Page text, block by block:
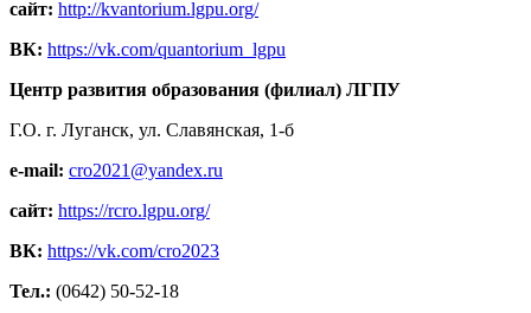
сайт: http://kvantorium.lgpu.org/
ВК: https://vk.com/quantorium_lgpu
Центр развития образования (филиал) ЛГПУ
Г.О. г. Луганск, ул. Славянская, 1-б
e-mail: cro2021@yandex.ru
сайт: https://rcro.lgpu.org/
ВК: https://vk.com/cro2023
Тел.: (0642) 50-52-18